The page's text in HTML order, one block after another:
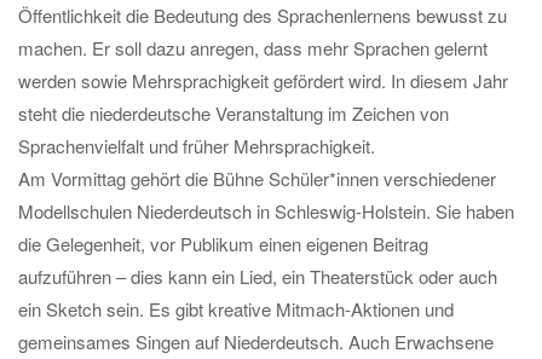
Öffentlichkeit die Bedeutung des Sprachenlernens bewusst zu
machen. Er soll dazu anregen, dass mehr Sprachen gelernt
werden sowie Mehrsprachigkeit gefördert wird. In diesem Jahr
steht die niederdeutsche Veranstaltung im Zeichen von
Sprachenvielfalt und früher Mehrsprachigkeit.
Am Vormittag gehört die Bühne Schüler*innen verschiedener
Modellschulen Niederdeutsch in Schleswig-Holstein. Sie haben
die Gelegenheit, vor Publikum einen eigenen Beitrag
aufzuführen – dies kann ein Lied, ein Theaterstück oder auch
ein Sketch sein. Es gibt kreative Mitmach-Aktionen und
gemeinsames Singen auf Niederdeutsch. Auch Erwachsene